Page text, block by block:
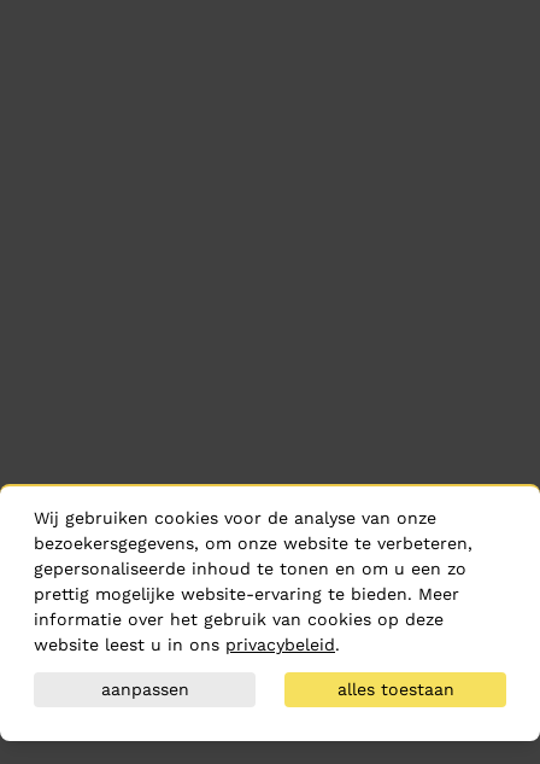
Wij gebruiken cookies voor de analyse van onze
bezoekersgegevens, om onze website te verbeteren,
gepersonaliseerde inhoud te tonen en om u een zo
prettig mogelijke website-ervaring te bieden. Meer
informatie over het gebruik van cookies op deze
website leest u in ons privacybeleid.
aanpassen alles toestaan